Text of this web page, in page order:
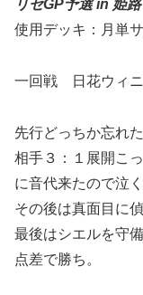
リセGP予選 in 姫路
使用デッキ：月単
一回戦 日花ウィ
先行どっちか忘れた
相手３：１展開こ
に音代来たので泣
その後は真面目に
最後はシエルを守
点差で勝ち。